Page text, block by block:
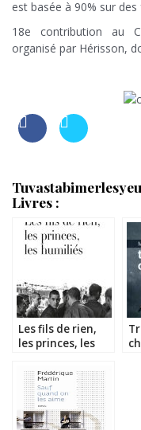
est basée à 90% sur des
18e contribution au
organisé par Hérisson,
Livres :
Les fils de rien,
les princes, les
Stéphane
Guibourgé